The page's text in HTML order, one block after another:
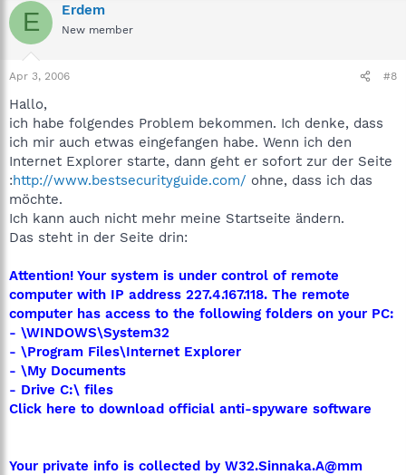
E Erdem
New member
Apr 3, 2006 #8
Hallo,
ich habe folgendes Problem bekommen. Ich denke, dass
ich mir auch etwas eingefangen habe. Wenn ich den
Internet Explorer starte, dann geht er sofort zur der Seite
:http://www.bestsecurityguide.com/ ohne, dass ich das
möchte.
Ich kann auch nicht mehr meine Startseite ändern.
Das steht in der Seite drin:
Attention! Your system is under control of remote
computer with IP address 227.4.167.118. The remote
computer has access to the following folders on your PC:
- \WINDOWS\System32
- \Program Files\Internet Explorer
- \My Documents
- Drive C:\ files
Click here to download official anti-spyware software
Your private info is collected by W32.Sinnaka.A@mm